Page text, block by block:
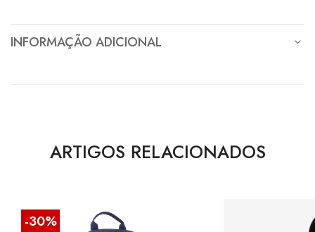
INFORMAÇÃO ADICIONAL
ARTIGOS RELACIONADOS
-30%